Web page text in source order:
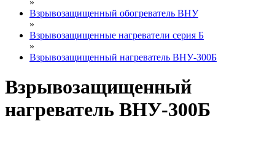
Взрывозащищенный обогреватель ВНУ
»
Взрывозащищенные нагреватели серия Б
»
Взрывозащищенный нагреватель ВНУ-300Б
Взрывозащищенный
нагреватель ВНУ-300Б